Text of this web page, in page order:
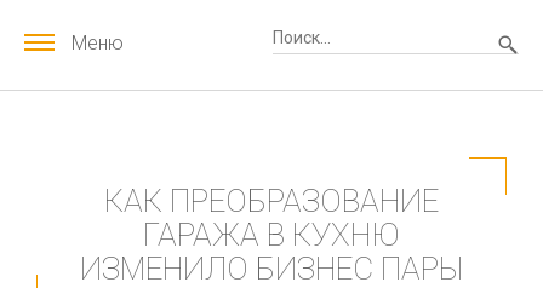
Меню
КАК ПРЕОБРАЗОВАНИЕ
ГАРАЖА В КУХНЮ
ИЗМЕНИЛО БИЗНЕС ПАРЫ